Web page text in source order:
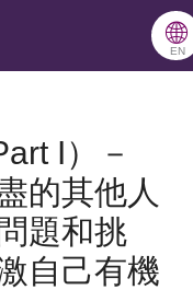
🌐
EN
I）－
的其他人
題和挑
自己有機